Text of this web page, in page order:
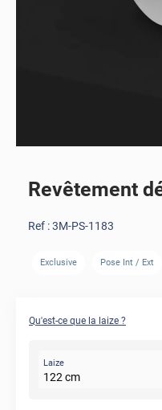
Revêtement
Ref :3M-PS-1183
Exclusive Pose Int / Ext
Qu'est-ce que la laize ?
Laize
122cm